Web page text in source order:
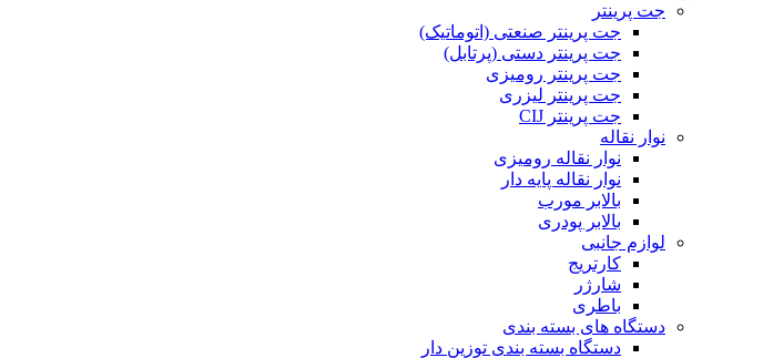
جت پرینتر
جت پرینتر صنعتی (اتوماتیک)
جت پرینتر دستی (پرتابل)
جت پرینتر رومیزی
جت پرینتر لیزری
جت پرینتر CIJ
نوار نقاله
نوار نقاله رومیزی
نوار نقاله پایه دار
بالابر مورب
بالابر پودری
لوازم جانبی
کارتریج
شارژر
باطری
دستگاه های بسته بندی
دستگاه بسته بندی توزین دار